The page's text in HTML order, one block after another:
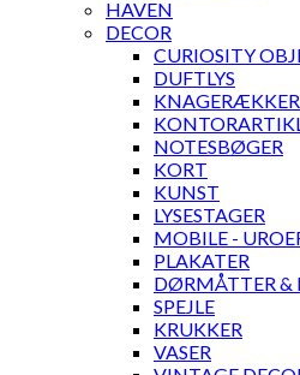
HAVEN
DECOR
CURIOSITY
DUFTLYS
NOTESBØGER
KORT
KUNST
LYSESTAGER
MOBILE -
PLAKATER
DØRMÅTTER &
SPEJLE
KRUKKER
VASER